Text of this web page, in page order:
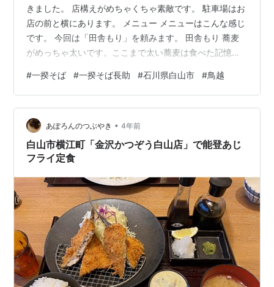
きました。 店構えがめちゃくちゃ素敵です。 駐車場はお
店の前と横にあります。 メニュー メニューはこんな感じ
です。 今回は「田舎もり」を頼みます。 田舎もり 蕎麦
がめっちゃ太いです。ここまで太い蕎麦は食べた記憶が
すが、個人的には食べ応えがあって好きです。 ただ、そ
んな頻繁には食べられないかもって感じですね。 一緒に
ついてくる天ぷらですが、これがまためちゃくちゃ美味
しい。 揚げたてザクザクなので箸が止まらんですよ。 と
りあえず何度か行きましたが、ついつい田舎もりを頼ん
でしまいますね。 カツ丼もお…
#一揆そば #一揆そば長助 #石川県白山市 #鳥越
あぽろんのつぶやき • 4年前
白山市横江町「金沢かつぞう白山店」で能登あじ
フライ定食